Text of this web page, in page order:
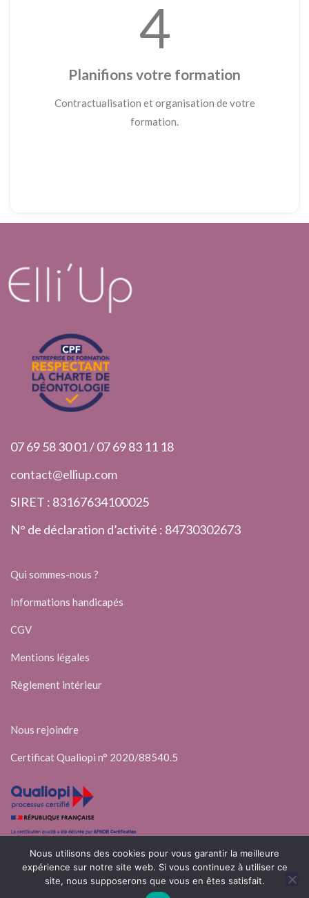
4
Planifions votre formation
Contractualisation et organisation de votre
formation.
07 69 58 30 01 / 07 69 83 11 18
contact@elliup.com
SIRET : 83167634100025
N° de déclaration d’activité : 84730302673
Qui sommes-nous ?
Informations handicapés
CGV
Mentions légales
Règlement intérieur
Nous rejoindre
Certificat Qualiopi n° 2020/88540.5
© 2025 Elli’Up – Conseil & Formations
Nous utilisons des cookies pour vous garantir la meilleure
expérience sur notre site web. Si vous continuez à utiliser ce
site, nous supposerons que vous en êtes satisfait.